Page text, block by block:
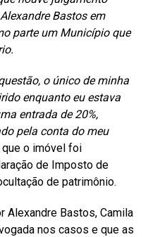
Bastos em
parte um Município que
o único de minha
enquanto eu estava
entrada de 20%,
pela conta do meu
o imóvel foi
de Imposto de
de patrimônio.
Bastos, Camila
nos casos e que as